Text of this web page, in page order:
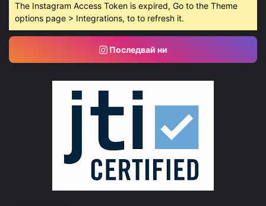
The Instagram Access Token is expired, Go to the Theme
options page > Integrations, to to refresh it.
Последвай ни